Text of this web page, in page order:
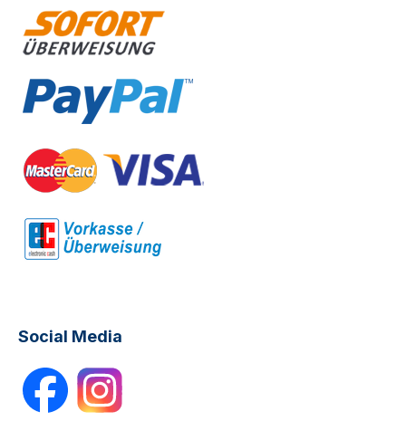
Social Media